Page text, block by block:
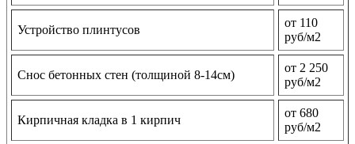
Устройство плинтусов
от 110
руб/м2
Снос бетонных стен (толщиной 8-14см)
от 2 250
руб/м2
Кирпичная кладка в 1 кирпич
от 680
руб/м2